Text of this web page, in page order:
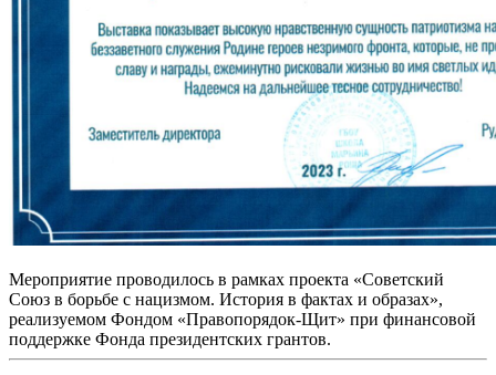
Мероприятие проводилось в рамках проекта «Советский
Союз в борьбе с нацизмом. История в фактах и образах»,
реализуемом Фондом «Правопорядок-Щит» при финансовой
поддержке Фонда президентских грантов.